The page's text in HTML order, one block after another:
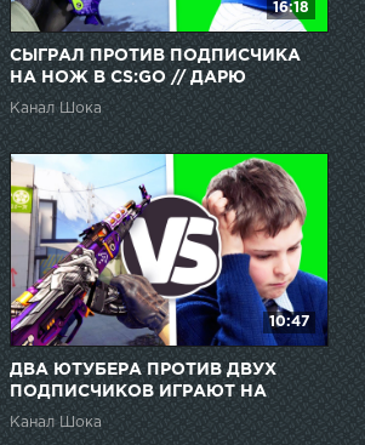
16:18
СЫГРАЛ ПРОТИВ ПОДПИСЧИКА
НА НОЖ В CS:GO // ДАРЮ
ПОДПИСЧИКАМ СКИНЫ ЗА
ПОБЕДУ
Канал Шока
10:47
ДВА ЮТУБЕРА ПРОТИВ ДВУХ
ПОДПИСЧИКОВ ИГРАЮТ НА
НОЖИ В CS:GO // ДАРЮ
ПОДПИСЧИКАМ СКИНЫ ЗА
Канал Шока